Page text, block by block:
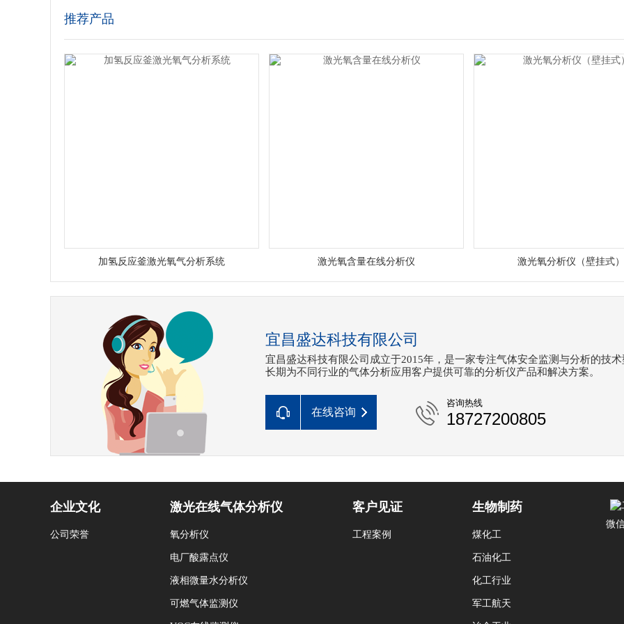
推荐产品
加氢反应釜激光氧气分析系统 激光氧含量在线分析仪 激光氧分析仪（壁挂式）
宜昌盛达科技有限公司
宜昌盛达科技有限公司成立于2015年，是一家专注气体安全监测与分析的技
长期为不同行业的气体分析应用客户提供可靠的分析仪产品和解决方案。
在线咨询
咨询热线
18727200805
企业文化
公司荣誉
激光在线气体分析仪
氧分析仪
电厂酸露点仪
液相微量水分析仪
可燃气体监测仪
客户见证
工程案例
生物制药
煤化工
石油化工
化工行业
军工航天
微